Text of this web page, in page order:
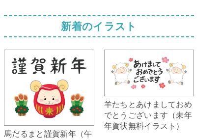
新着のイラスト
馬だるまと謹賀新年（午
羊たちとあけましておめ
でとうございます（未年
年賀状無料イラスト）